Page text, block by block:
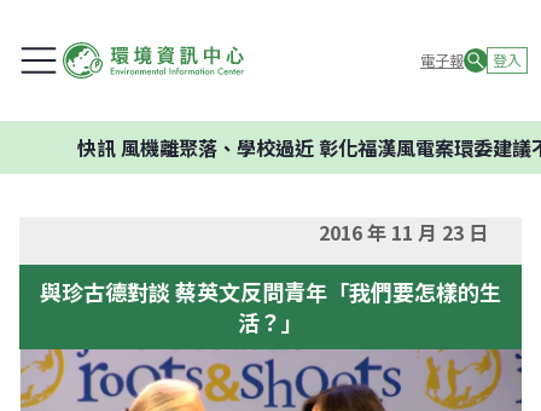
電子報 登入
風機離聚落、學校過近 彰化福漢風電案環委建議不應開
2016 年 11 月 23 日
與珍古德對談 蔡英文反問青年「我們要怎樣的生
活？」